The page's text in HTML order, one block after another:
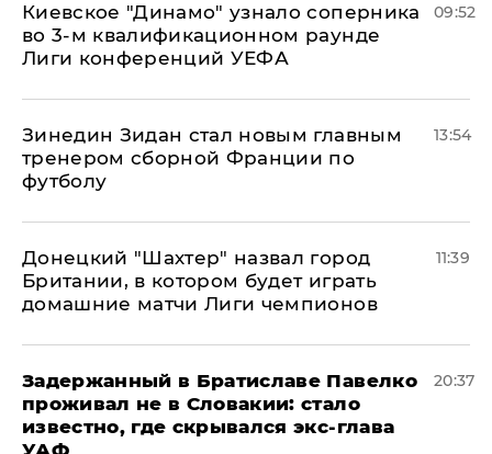
Киевское "Динамо" узнало соперника
во 3-м квалификационном раунде
Лиги конференций УЕФА
09:52
Зинедин Зидан стал новым главным
тренером сборной Франции по
футболу
13:54
Донецкий "Шахтер" назвал город
Британии, в котором будет играть
домашние матчи Лиги чемпионов
11:39
Задержанный в Братиславе Павелко
проживал не в Словакии: стало
известно, где скрывался экс-глава
УАФ
20:37